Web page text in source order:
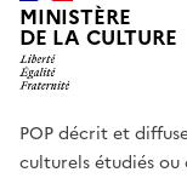
MINISTÈRE
DE LA CULTURE
POP décrit et
culturels étudiés